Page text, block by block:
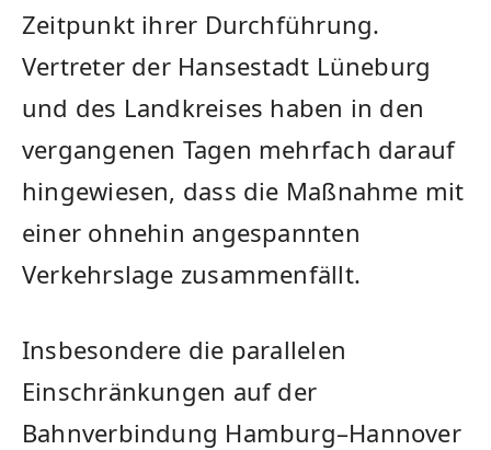
Zeitpunkt ihrer Durchführung.
Vertreter der Hansestadt Lüneburg
und des Landkreises haben in den
vergangenen Tagen mehrfach darauf
hingewiesen, dass die Maßnahme mit
einer ohnehin angespannten
Verkehrslage zusammenfällt.
Insbesondere die parallelen
Einschränkungen auf der
Bahnverbindung Hamburg–Hannover